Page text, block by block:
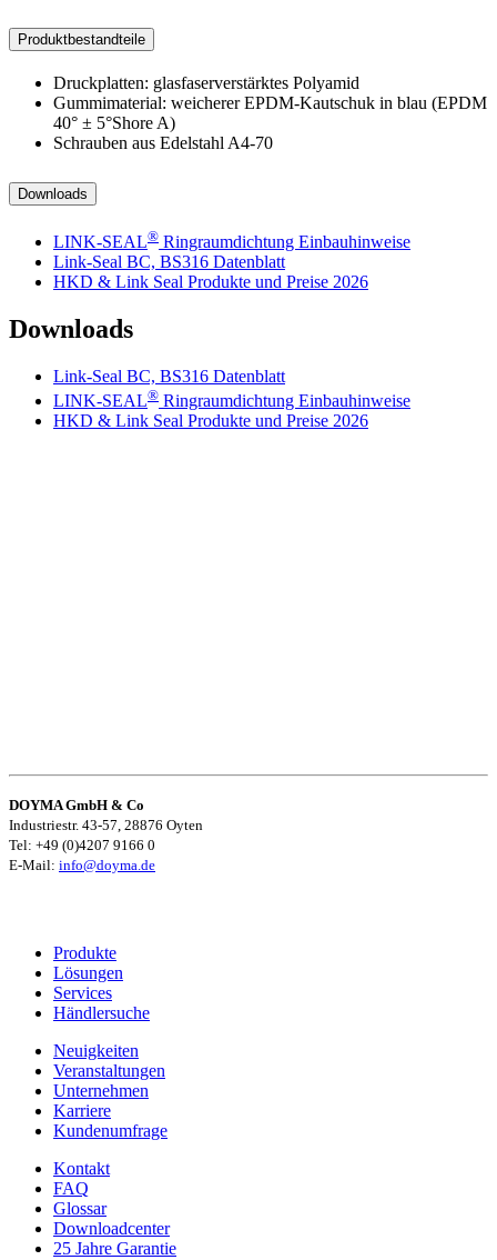
Produktbestandteile
Druckplatten: glasfaserverstärktes Polyamid
Gummimaterial: weicherer EPDM-Kautschuk in blau (EPDM
40° ± 5°Shore A)
Schrauben aus Edelstahl A4-70
Downloads
LINK-SEAL® Ringraumdichtung Einbauhinweise
Link-Seal BC, BS316 Datenblatt
HKD & Link Seal Produkte und Preise 2026
Downloads
Link-Seal BC, BS316 Datenblatt
LINK-SEAL® Ringraumdichtung Einbauhinweise
HKD & Link Seal Produkte und Preise 2026
DOYMA GmbH & Co
Industriestr. 43-57, 28876 Oyten
Tel: +49 (0)4207 9166 0
E-Mail: info@doyma.de
Produkte
Lösungen
Services
Händlersuche
Neuigkeiten
Veranstaltungen
Unternehmen
Karriere
Kundenumfrage
Kontakt
FAQ
Glossar
Downloadcenter
25 Jahre Garantie